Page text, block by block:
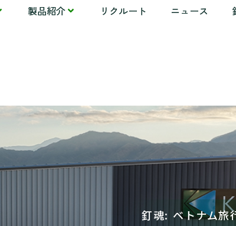
製品紹介 リクルート ニュース
釘魂: ベトナム旅